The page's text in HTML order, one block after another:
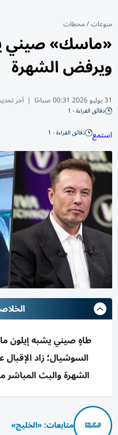
منوعات/محطات
«ماسك» صيني
ويرفض الشهرة
31 يوليو 2026 00:31 صباحًا | آخر
دقائق القراءة - 1
استمع دقائق القراءة - 1
طاهٍ صيني يشبه إيلون
السوشيال؛ زاد
الشهرة والبث المباشر
متابعات: «الخليج»